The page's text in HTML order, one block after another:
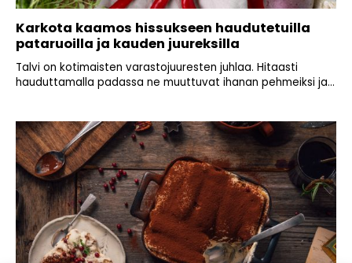
Karkota kaamos hissukseen haudutetuilla
pataruoilla ja kauden juureksilla
Talvi on kotimaisten varastojuuresten juhlaa. Hitaasti
hauduttamalla padassa ne muuttuvat ihanan pehmeiksi ja...